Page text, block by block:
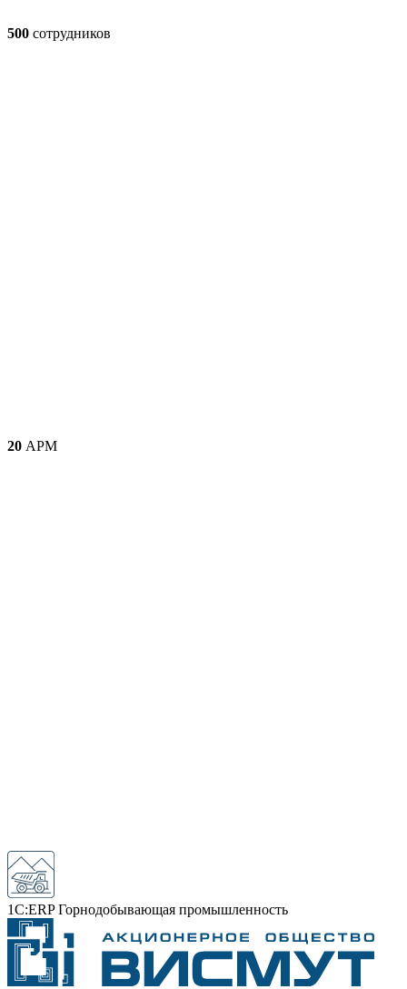
500 сотрудников
20 АРМ
1С:ERP Горнодобывающая промышленность